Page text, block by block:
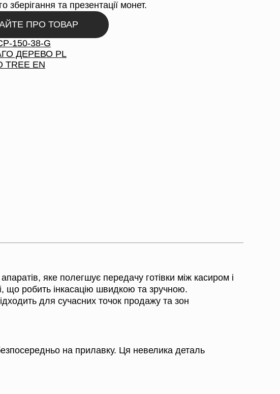
зберігання та презентації монет.
ПРО ТОВАР
150-38-G
ДЕРЕВО PL
TREE EN
яке полегшує передачу готівки між касиром і
що робить інкасацію швидкою та зручною.
для сучасних точок продажу та зон
на прилавку. Ця невелика деталь